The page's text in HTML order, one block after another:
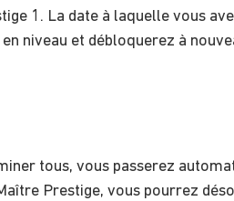
1. La date à laquelle vous
niveau et débloquerez à
tous, vous passerez
Prestige, vous pourrez